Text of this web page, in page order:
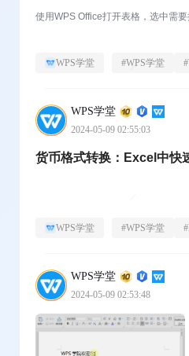
使用WPS Office打开表格，选中需
WPS学堂 #WPS学堂 #
WPS学堂
2024-05-09 02:55:03
货币格式转换：Excel中快
WPS学堂 #WPS学堂 #
WPS学堂
2024-05-09 02:53:48